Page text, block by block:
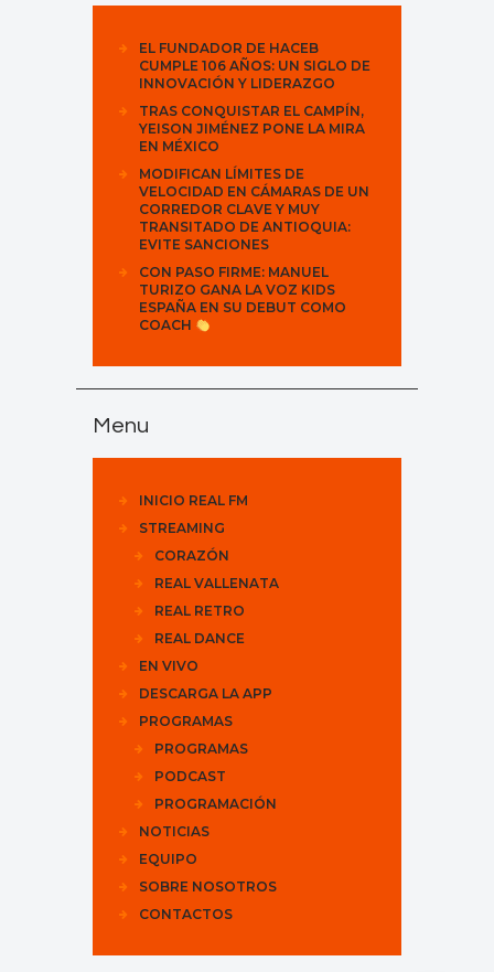
EL FUNDADOR DE HACEB
CUMPLE 106 AÑOS: UN SIGLO DE
INNOVACIÓN Y LIDERAZGO
TRAS CONQUISTAR EL CAMPÍN,
YEISON JIMÉNEZ PONE LA MIRA
EN MÉXICO
MODIFICAN LÍMITES DE
VELOCIDAD EN CÁMARAS DE UN
CORREDOR CLAVE Y MUY
TRANSITADO DE ANTIOQUIA:
EVITE SANCIONES
CON PASO FIRME: MANUEL
TURIZO GANA LA VOZ KIDS
ESPAÑA EN SU DEBUT COMO
COACH
Menu
INICIO REAL FM
STREAMING
CORAZÓN
REAL VALLENATA
REAL RETRO
REAL DANCE
EN VIVO
DESCARGA LA APP
PROGRAMAS
PROGRAMAS
PODCAST
PROGRAMACIÓN
NOTICIAS
EQUIPO
SOBRE NOSOTROS
CONTACTOS